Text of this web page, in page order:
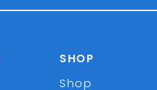
SHOP
Shop